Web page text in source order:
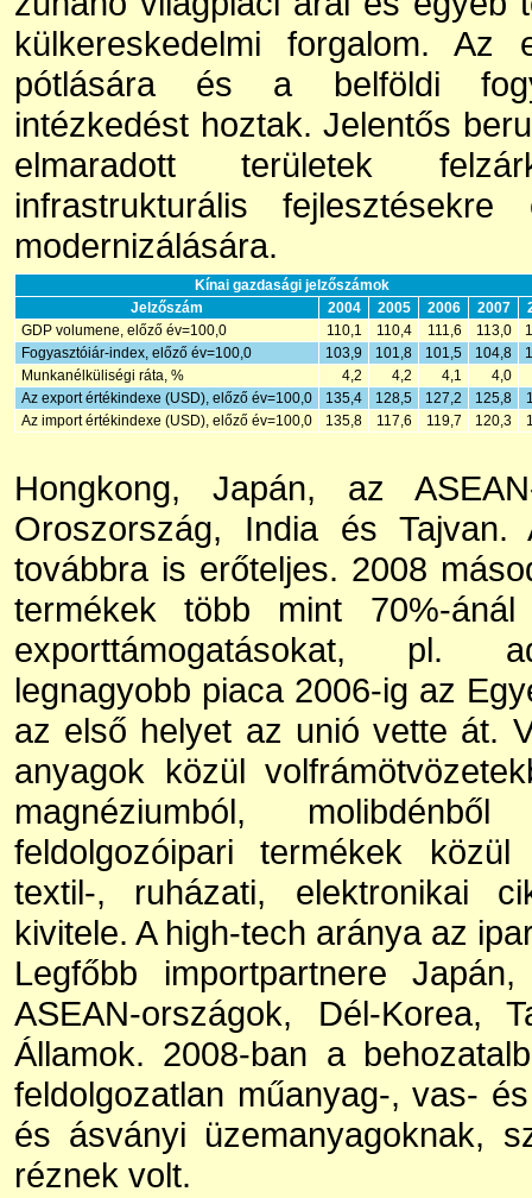
külkereskedelmi forgalom. Az
pótlására és a belföldi
intézkedést hoztak. Jelentős
elmaradott területek
infrastrukturális
modernizálására.
Kínai gazdasági jelzőszámok
Jelzőszám
2004 2005 2006 2007
GDP volumene, előző év=100,0
110,1 110,4 111,6 113,0
Fogyasztóiár-index, előző év=100,0
103,9 101,8 101,5 104,8
Munkanélküliségi ráta, %
4,2 4,2 4,1
4,0
Az export értékindexe (USD), előző év=100,0
135,4 128,5 127,2 125,8
Az import értékindexe (USD), előző év=100,0
135,8 117,6 119,7 120,3
Hongkong, Japán, az
Oroszország, India és Tajvan.
továbbra is erőteljes. 2008
termékek több mint 70%-ánál
exporttámogatásokat, pl.
legnagyobb piaca 2006-ig az
az első helyet az unió vette át.
anyagok közül
magnéziumból,
feldolgozóipari termékek
textil-, ruházati, elektronikai
kivitele. A high-tech aránya az
Legfőbb importpartnere
ASEAN-országok, Dél-Korea,
Államok. 2008-ban a
feldolgozatlan műanyag-, vas-
és ásványi üzemanyagoknak,
réznek volt.